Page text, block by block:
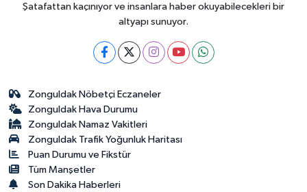
Şatafattan kaçınıyor ve insanlara haber okuyabilecekleri bir
altyapı sunuyor.
Zonguldak Nöbetçi Eczaneler
Zonguldak Hava Durumu
Zonguldak Namaz Vakitleri
Zonguldak Trafik Yoğunluk Haritası
Puan Durumu ve Fikstür
Tüm Manşetler
Son Dakika Haberleri